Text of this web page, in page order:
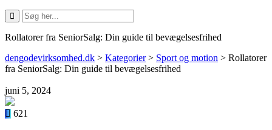
Rollatorer fra SeniorSalg: Din guide til bevægelsesfrihed
dengodevirksomhed.dk > Kategorier> Sport og motion > Rollatorer
fra SeniorSalg: Din guide til bevægelsesfrihed
juni 5, 2024
621